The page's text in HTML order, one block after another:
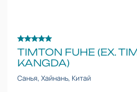
TIMTON FUHE (EX.
KANGDA)
Санья, Хайнань, Китай